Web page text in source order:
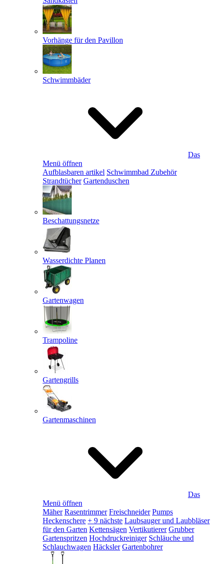
Vorhänge für den Pavillon
Schwimmbäder
Das
Menü öffnen
Aufblasbaren artikel Schwimmbad Zubehör
Strandtücher Gartenduschen
Beschattungsnetze
Wasserdichte Planen
Gartenwagen
Trampoline
Gartengrills
Gartenmaschinen
Das
Menü öffnen
Mäher Rasentrimmer Freischneider Pumps
Heckenschere + 9 nächste Laubsauger und Laubbläser
für den Garten Kettensägen Vertikutierer Grubber
Gartenspritzen Hochdruckreiniger Schläuche und
Schlauchwagen Häcksler Gartenbohrer